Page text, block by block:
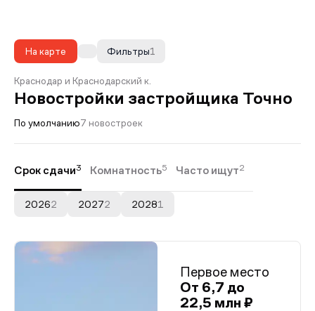
На карте 1
Фильтры
Краснодар и Краснодарский к.
Новостройки застройщика Точно
По умолчанию7 новостроек
Срок сдачи3 Комнатность5 Часто ищут2
20262 20272 20281
Первое место
От 6,7 до
22,5 млн ₽